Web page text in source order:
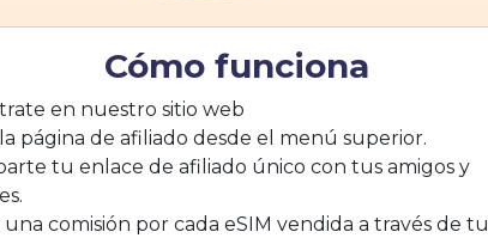
Cómo funciona
en nuestro sitio web
página de afiliado desde el menú superior.
tu enlace de afiliado único con tus amigos y
una comisión por cada eSIM vendida a través de tu